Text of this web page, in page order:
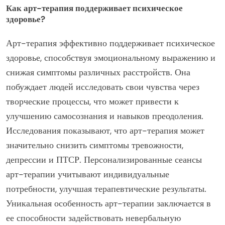
Как арт-терапия поддерживает психическое
здоровье?
Арт-терапия эффективно поддерживает психическое
здоровье, способствуя эмоциональному выражению и
снижая симптомы различных расстройств. Она
побуждает людей исследовать свои чувства через
творческие процессы, что может привести к
улучшению самосознания и навыков преодоления.
Исследования показывают, что арт-терапия может
значительно снизить симптомы тревожности,
депрессии и ПТСР. Персонализированные сеансы
арт-терапии учитывают индивидуальные
потребности, улучшая терапевтические результаты.
Уникальная особенность арт-терапии заключается в
ее способности задействовать невербальную